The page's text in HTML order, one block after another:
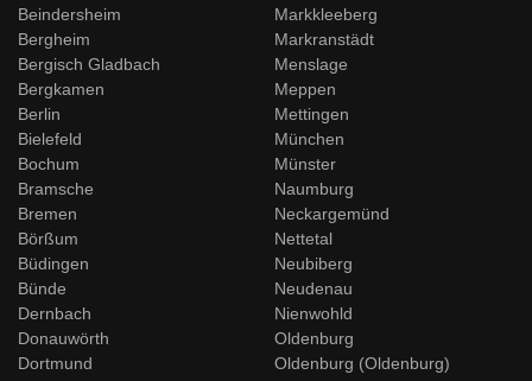
Beindersheim
Bergheim
Bergisch Gladbach
Bergkamen
Berlin
Bielefeld
Bochum
Bramsche
Bremen
Börßum
Büdingen
Bünde
Dernbach
Donauwörth
Dortmund
Markkleeberg
Markranstädt
Menslage
Meppen
Mettingen
München
Münster
Naumburg
Neckargemünd
Nettetal
Neubiberg
Neudenau
Nienwohld
Oldenburg
Oldenburg (Oldenburg)